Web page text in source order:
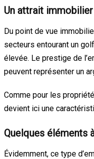
Un attrait
Du point de vue
secteurs entourant un
élevée. Le prestige de
peuvent représenter un
Comme pour les
devient ici une
Quelques éléments
Évidemment, ce type